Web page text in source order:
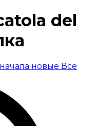
del
новые Все